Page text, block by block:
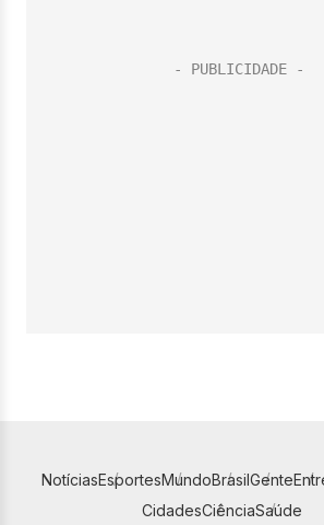
NotíciasEsportesMundoBrasilGente
CidadesCiênciaSaúde